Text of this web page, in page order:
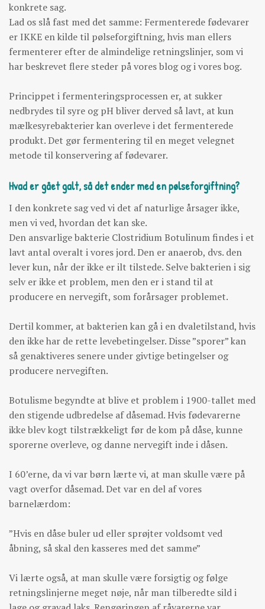
konkrete sag.
Lad os slå fast med det samme: Fermenterede fødevarer
er IKKE en kilde til pølseforgiftning, hvis man ellers
fermenterer efter de almindelige retningslinjer, som vi
har beskrevet flere steder på vores blog og i vores bog.
Princippet i fermenteringsprocessen er, at sukker
nedbrydes til syre og pH bliver derved så lavt, at kun
mælkesyrebakterier kan overleve i det fermenterede
produkt. Det gør fermentering til en meget velegnet
metode til konservering af fødevarer.
Hvad er gået galt, så det ender med en pølseforgiftning?
I den konkrete sag ved vi det af naturlige årsager ikke,
men vi ved, hvordan det kan ske.
Den ansvarlige bakterie Clostridium Botulinum findes i et
lavt antal overalt i vores jord. Den er anaerob, dvs. den
lever kun, når der ikke er ilt tilstede. Selve bakterien i sig
selv er ikke et problem, men den er i stand til at
producere en nervegift, som forårsager problemet.
Dertil kommer, at bakterien kan gå i en dvaletilstand, hvis
den ikke har de rette levebetingelser. Disse ”sporer” kan
så genaktiveres senere under givtige betingelser og
producere nervegiften.
Botulisme begyndte at blive et problem i 1900-tallet med
den stigende udbredelse af dåsemad. Hvis fødevarerne
ikke blev kogt tilstrækkeligt før de kom på dåse, kunne
sporerne overleve, og danne nervegift inde i dåsen.
I 60’erne, da vi var børn lærte vi, at man skulle være på
vagt overfor dåsemad. Det var en del af vores
barnelærdom:
”Hvis en dåse buler ud eller sprøjter voldsomt ved
åbning, så skal den kasseres med det samme”
Vi lærte også, at man skulle være forsigtig og følge
retningslinjerne meget nøje, når man tilberedte sild i